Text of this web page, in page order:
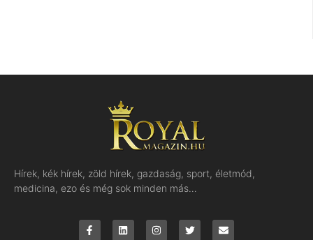
Hírek, kék hírek, zöld hírek, gazdaság, sport, életmód,
medicina, ezo és még sok minden más…